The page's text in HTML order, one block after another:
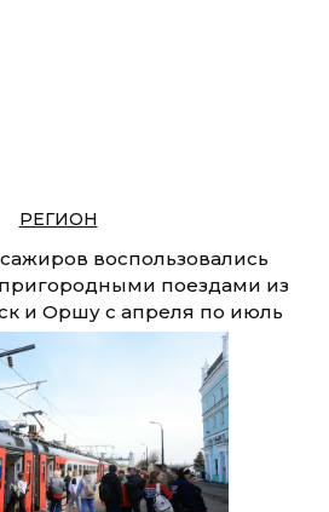
РЕГИОН
воспользовались
поездами из
и Оршу с апреля по июль